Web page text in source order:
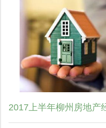
2017上半年柳州房地产